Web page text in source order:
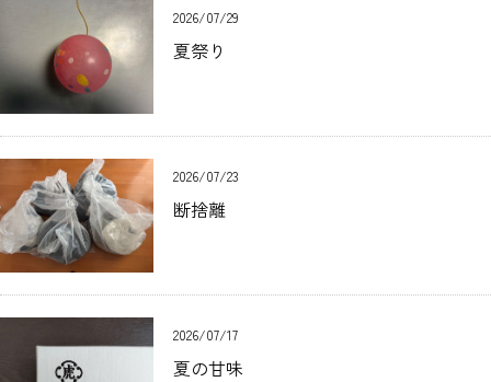
2026/07/29
夏祭り
2026/07/23
断捨離
2026/07/17
夏の甘味